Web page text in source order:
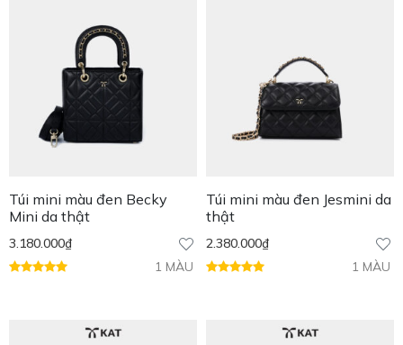
Túi mini màu đen Becky
Mini da thật
3.180.000₫
1 MÀU
Túi mini màu đen Jesmini da
thật
2.380.000₫
1 MÀU